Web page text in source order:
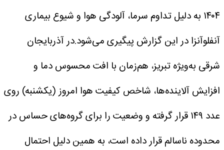
۱۴۰۴ به دلیل تداوم سرما، آلودگی هوا و شیوع بیماری
آنفلوآنزا در این گزارش پیگیری می‌شود.​در آذربایجان
شرقی به‌ویژه تبریز، هم‌زمان با افت محسوس دما و
افزایش آلاینده‌ها، شاخص کیفیت هوا امروز (یکشنبه) روی
عدد ۱۴۹ قرار گرفته و وضعیت را برای گروه‌های حساس در
محدوده ناسالم قرار داده است، به همین دلیل احتمال